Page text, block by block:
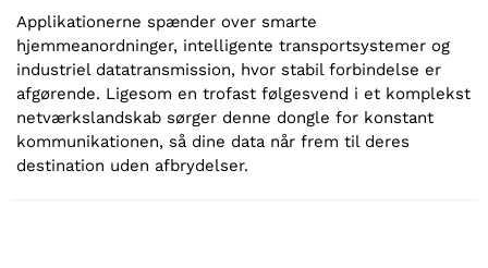
Applikationerne spænder over smarte
hjemmeanordninger, intelligente transportsystemer og
industriel datatransmission, hvor stabil forbindelse er
afgørende. Ligesom en trofast følgesvend i et komplekst
netværkslandskab sørger denne dongle for konstant
kommunikationen, så dine data når frem til deres
destination uden afbrydelser.